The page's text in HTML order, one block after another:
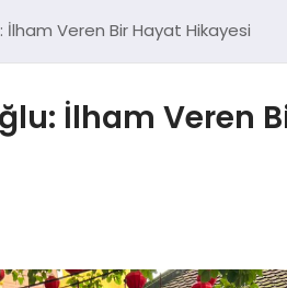
Veren Bir Hayat Hikayesi
İlham Veren